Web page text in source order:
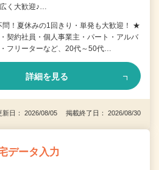
く大歓迎♪…
問！夏休みの1回きり・単発も大歓迎！ ★
契約社員・個人事業主・パート・アルバ
フリーターなど、20代～50代…
詳細を見る
新日： 2026/08/05 掲載終了日： 2026/08/30
データ入力